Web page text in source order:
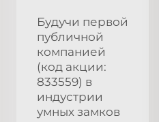
Будучи первой
публичной
компанией
(код акции:
833559) в
индустрии
умных замков